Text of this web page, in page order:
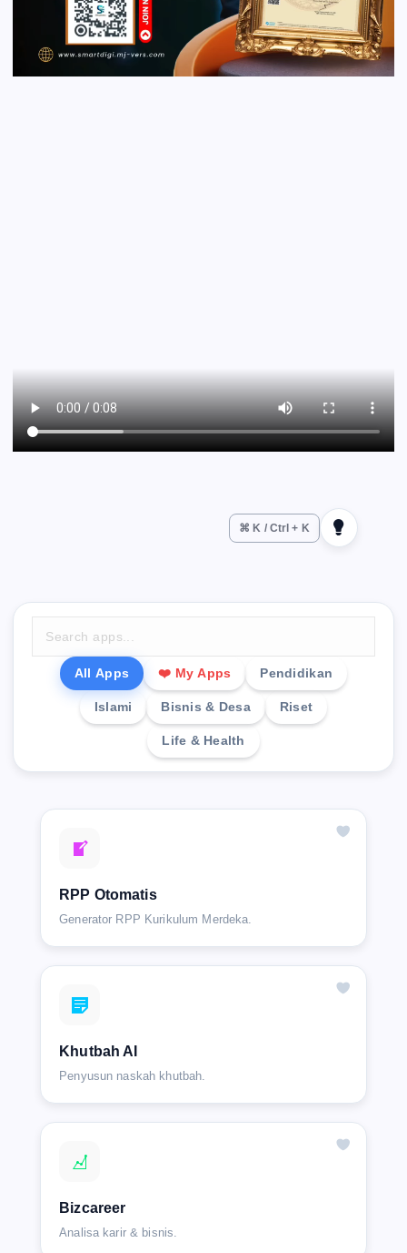
⌘ K / Ctrl + K
All Apps ❤️ My Apps Pendidikan
Islami Bisnis & Desa Riset
Life & Health
RPP Otomatis
Generator RPP Kurikulum Merdeka.
Khutbah AI
Penyusun naskah khutbah.
Bizcareer
Analisa karir & bisnis.